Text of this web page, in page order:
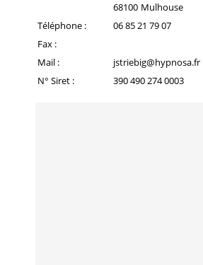
68100 Mulhouse
Téléphone :
06 85 21 79 07
Fax :
Mail :
jstriebig@hypnosa.fr
N° Siret :
390 490 274 0003